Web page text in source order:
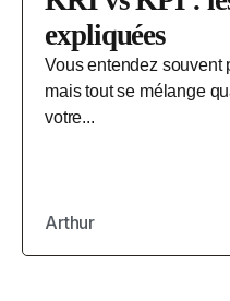
expliquées
Vous entendez souvent
mais tout se mélange
votre...
Arthur